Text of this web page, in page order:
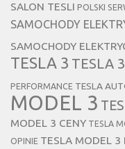
SALON TESLI POLSKI
SAMOCHODY
SAMOCHODY
TESLA 3 TESLA
PERFORMANCE TESLA
MODEL 3
MODEL 3 CENY TESLA
OPINIE TESLA MODEL 3